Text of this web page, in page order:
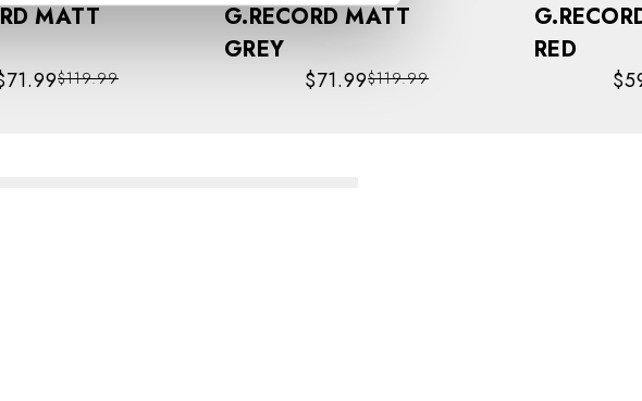
$119.99
G.RECORD MATT
GREY
$119.99
$71.99
G.RECORD
RED